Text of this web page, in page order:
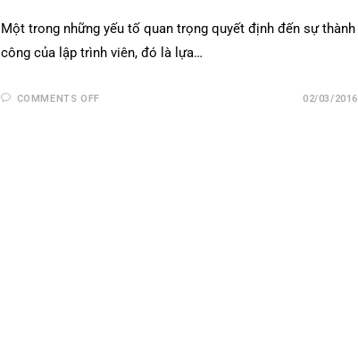
Một trong những yếu tố quan trọng quyết định đến sự thành
công của lập trình viên, đó là lựa…
COMMENTS OFF 02/03/2016